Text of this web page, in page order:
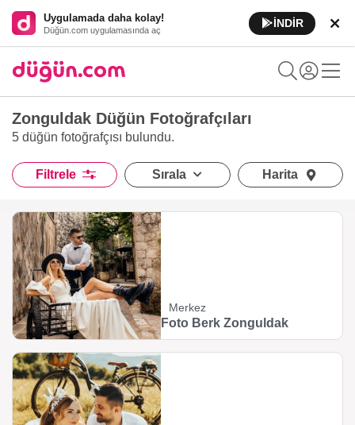
Uygulamada daha kolay!
Düğün.com uygulamasında aç
İNDİR
Zonguldak Düğün Fotoğrafçıları
5 düğün fotoğrafçısı bulundu.
Filtrele Sırala Harita
Merkez
Foto Berk Zonguldak